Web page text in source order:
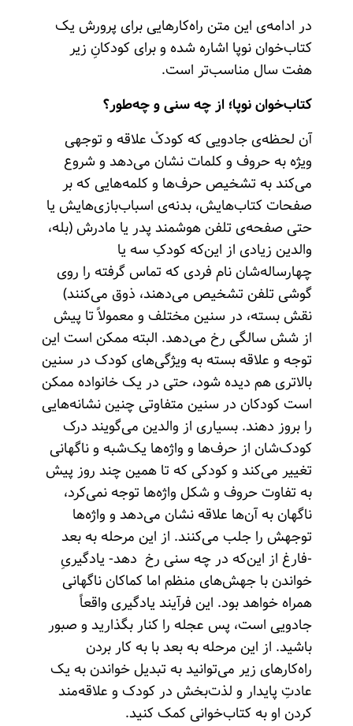
در ادامه‌ی این متن راه‌کارهایی برای پرورش یک
کتاب‌خوان نوپا اشاره شده و برای کودکانِ زیر
هفت سال مناسب‌تر است.
کتاب‌خوان نوپا؛ از چه سنی و چه‌طور؟
آن لحظه‌ی جادویی که کودکْ علاقه و توجهی
ویژه به حروف و کلمات نشان می‌دهد و شروع
می‌کند به تشخیص حرف‌ها و کلمه‌هایی که بر
صفحات کتاب‌هایش، بدنه‌ی اسباب‌بازی‌هایش یا
حتی صفحه‌ی تلفن هوشمند پدر یا مادرش (بله،
والدین زیادی از این‌که کودکِ سه یا
چهارساله‌شان نام فردی که تماس گرفته را روی
گوشی تلفن تشخیص می‌دهند، ذوق می‌کنند)
نقش بسته، در سنین مختلف و معمولاً تا پیش
از شش سالگی رخ می‌دهد. البته ممکن است این
توجه و علاقه بسته به ویژگی‌های کودک در سنین
بالاتری هم دیده شود، حتی در یک خانواده ممکن
است کودکان در سنین متفاوتی چنین نشانه‌هایی
را بروز دهند. بسیاری از والدین می‌گویند درک
کودک‌شان از حرف‌ها و واژه‌ها یک‌شبه و ناگهانی
تغییر می‌کند و کودکی که تا همین چند روز پیش
به تفاوت حروف و شکل واژه‌ها توجه نمی‌کرد،
ناگهان به آن‌ها علاقه نشان می‌دهد و واژه‌ها
توجهش را جلب می‌کنند. از این مرحله به بعد
-فارغ از این‌که در چه سنی رخ دهد- یادگیریِ
خواندن با جهش‌های منظم اما کماکان ناگهانی
همراه خواهد بود. این فرآیند یادگیری واقعاً
جادویی است، پس عجله را کنار بگذارید و صبور
باشید. از این مرحله به بعد با به کار بردن
راه‌کارهای زیر می‌توانید به تبدیل خواندن به یک
عادتِ پایدار و لذت‌بخش در کودک و علاقه‌مند
کردن او به کتاب‌خوانی کمک کنید.